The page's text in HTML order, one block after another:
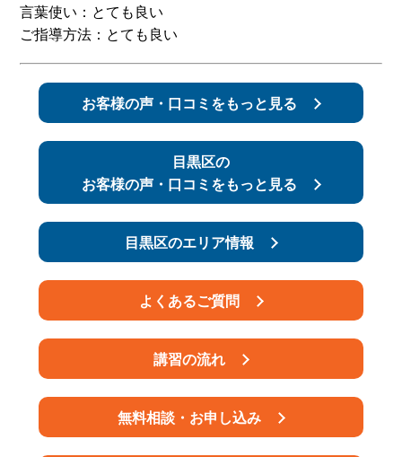
スタッフ紹介
簡易補助ブレーキと
は
言葉使い：とても良い
ご指導方法：とても良い
お客様の声・口コミをもっと見る
目黒区の
お客様の声・口コミをもっと見る
目黒区のエリア情報
よくあるご質問
講習の流れ
無料相談・お申し込み